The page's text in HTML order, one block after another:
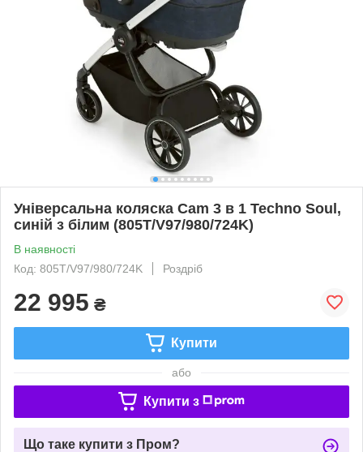
Універсальна коляска Cam 3 в 1 Techno Soul,
синій з білим (805T/V97/980/724K)
В наявності
Код: 805T/V97/980/724K
Роздріб
22 995 ₴
Купити
або
Купити з
Що таке купити з Пром?